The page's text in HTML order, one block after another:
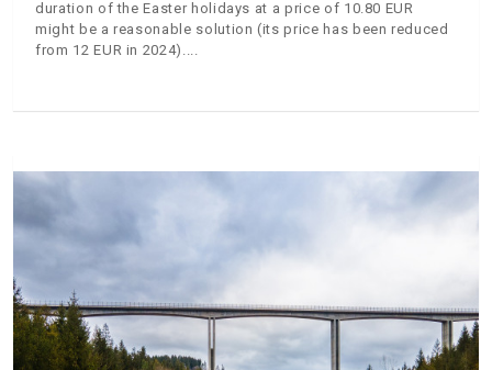
duration of the Easter holidays at a price of 10.80 EUR
might be a reasonable solution (its price has been reduced
from 12 EUR in 2024).